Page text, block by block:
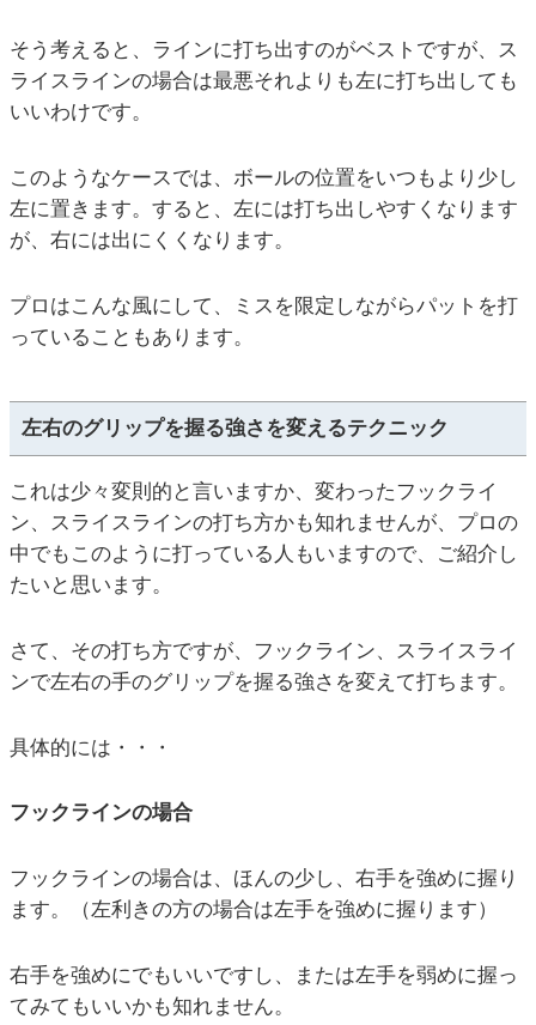
そう考えると、ラインに打ち出すのがベストですが、ス
ライスラインの場合は最悪それよりも左に打ち出しても
いいわけです。
このようなケースでは、ボールの位置をいつもより少し
左に置きます。すると、左には打ち出しやすくなります
が、右には出にくくなります。
プロはこんな風にして、ミスを限定しながらパットを打
っていることもあります。
左右のグリップを握る強さを変えるテクニック
これは少々変則的と言いますか、変わったフックライ
ン、スライスラインの打ち方かも知れませんが、プロの
中でもこのように打っている人もいますので、ご紹介し
たいと思います。
さて、その打ち方ですが、フックライン、スライスライ
ンで左右の手のグリップを握る強さを変えて打ちます。
具体的には・・・
フックラインの場合
フックラインの場合は、ほんの少し、右手を強めに握り
ます。（左利きの方の場合は左手を強めに握ります）
右手を強めにでもいいですし、または左手を弱めに握っ
てみてもいいかも知れません。